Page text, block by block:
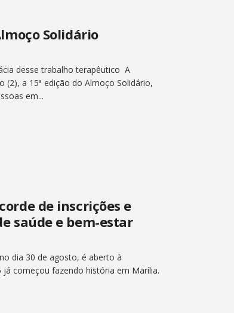
Solidário
desse trabalho terapêutico A
(2), a 15ª edição do Almoço Solidário,
em...
de inscrições e
saúde e bem-estar
dia 30 de agosto, é aberto à
começou fazendo história em Marília.